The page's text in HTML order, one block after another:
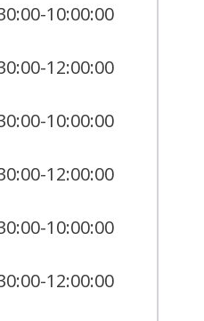
10:00:00
12:00:00
10:00:00
12:00:00
10:00:00
12:00:00